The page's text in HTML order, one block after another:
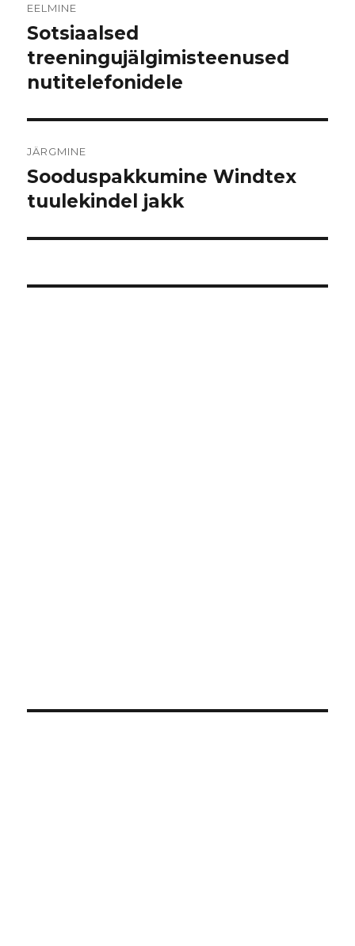
EELMINE
Eelmine
postitus:
Sotsiaalsed
treeningujälgimisteenused
nutitelefonidele
JÄRGMINE
Järgmine
postitus:
Sooduspakkumine Windtex
tuulekindel jakk